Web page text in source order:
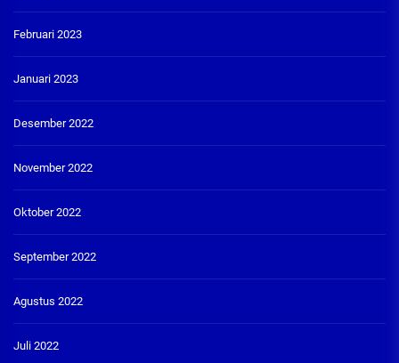
Februari 2023
Januari 2023
Desember 2022
November 2022
Oktober 2022
September 2022
Agustus 2022
Juli 2022